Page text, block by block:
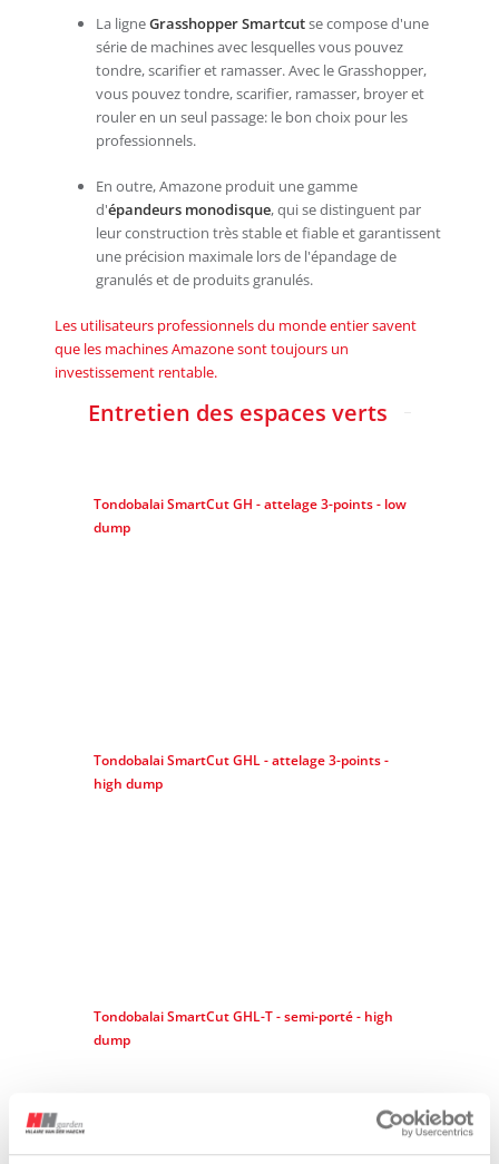
La ligneGrasshopper Smartcutse compose d'une
série de machines avec lesquelles vous pouvez
tondre, scarifier et ramasser. Avec le Grasshopper,
vous pouvez tondre, scarifier, ramasser, broyer et
rouler en un seul passage: le bon choix pour les
professionnels.
En outre, Amazone produit une gamme
d'épandeurs monodisque, qui se distinguent par
leur construction très stable et fiable et garantissent
une précision maximale lors de l'épandage de
granulés et de produits granulés.
Les utilisateurs professionnels du monde entier savent
que les machines Amazone sont toujours un
investissement rentable.
Entretien des espaces verts
Tondobalai SmartCut GH - attelage 3-points - low
dump
Tondobalai SmartCut GHL - attelage 3-points -
high dump
Tondobalai SmartCut GHL-T - semi-porté - high
dump